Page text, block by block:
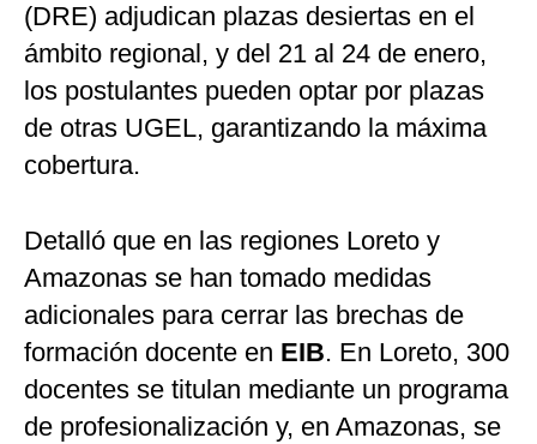
(DRE) adjudican plazas desiertas en el
ámbito regional, y del 21 al 24 de enero,
los postulantes pueden optar por plazas
de otras UGEL, garantizando la máxima
cobertura.
Detalló que en las regiones Loreto y
Amazonas se han tomado medidas
adicionales para cerrar las brechas de
formación docente en EIB. En Loreto, 300
docentes se titulan mediante un programa
de profesionalización y, en Amazonas, se